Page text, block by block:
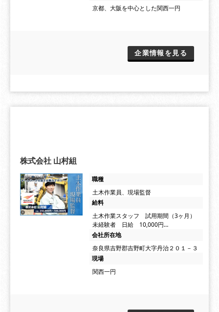
京都、大阪を中心とした関西一円
企業情報を見る
株式会社 山村組
職種
土木作業員、現場監督
給料
土木作業スタッフ 試用期間（3ヶ月）
未経験者 日給 10,000円…
会社所在地
奈良県吉野郡吉野町大字丹治２０１－３
現場
関西一円